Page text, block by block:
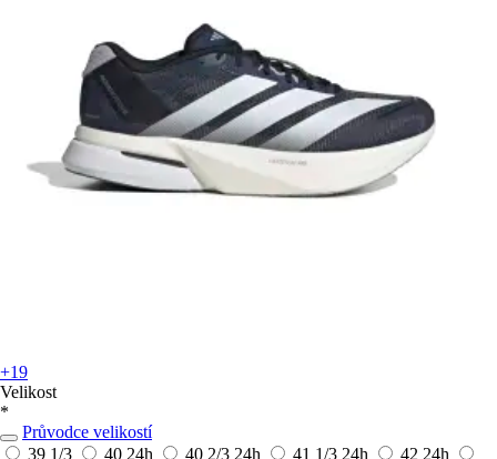
+19
Velikost
*
Průvodce velikostí
39 1/3
40 24h 40 2/3 24h 41 1/3 24h 42 24h